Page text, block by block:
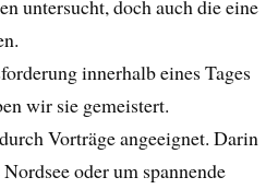
untersucht, doch auch die eine
innerhalb eines Tages
wir sie gemeistert.
Vorträge angeeignet. Darin
oder um spannende